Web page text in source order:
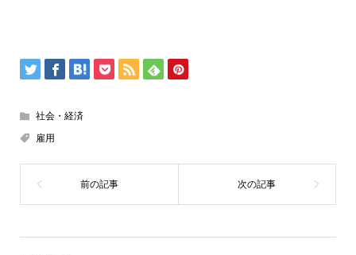
社会・経済
雇用